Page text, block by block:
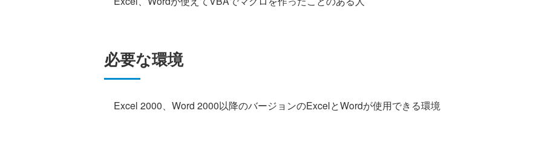
必要な環境
Excel 2000、Word 2000以降のバージョンのExcelとWordが使用できる環境